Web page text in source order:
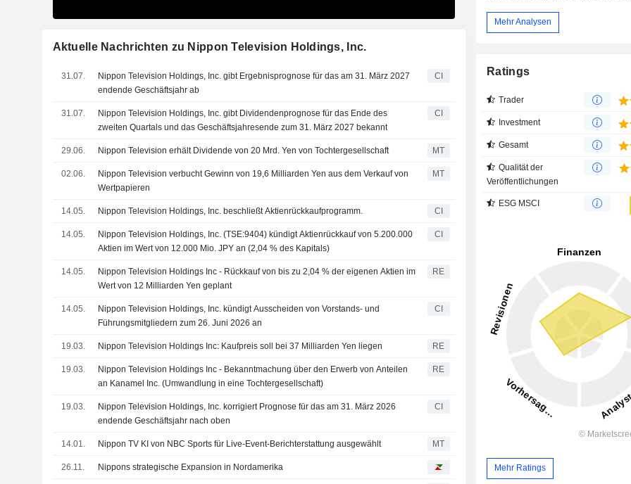
Aktuelle Nachrichten zu Nippon Television Holdings, Inc.
31.07.
Nippon Television Holdings, Inc. gibt Ergebnisprognose für das am 31. März 2027
endende Geschäftsjahr ab
CI
31.07.
Nippon Television Holdings, Inc. gibt Dividendenprognose für das Ende des
zweiten Quartals und das Geschäftsjahresende zum 31. März 2027 bekannt
CI
29.06. Nippon Television erhält Dividende von 20 Mrd. Yen von Tochtergesellschaft MT
02.06.
Nippon Television verbucht Gewinn von 19,6 Milliarden Yen aus dem Verkauf von
Wertpapieren
MT
14.05. Nippon Television Holdings, Inc. beschließt Aktienrückkaufprogramm. CI
14.05.
Nippon Television Holdings, Inc. (TSE:9404) kündigt Aktienrückkauf von 5.200.000
Aktien im Wert von 12.000 Mio. JPY an (2,04 % des Kapitals)
CI
14.05.
Nippon Television Holdings Inc - Rückkauf von bis zu 2,04 % der eigenen Aktien im
Wert von 12 Milliarden Yen geplant
RE
14.05.
Nippon Television Holdings, Inc. kündigt Ausscheiden von Vorstands- und
Führungsmitgliedern zum 26. Juni 2026 an
CI
19.03. Nippon Television Holdings Inc: Kaufpreis soll bei 37 Milliarden Yen liegen RE
19.03.
Nippon Television Holdings Inc - Bekanntmachung über den Erwerb von Anteilen
an Kanamel Inc. (Umwandlung in eine Tochtergesellschaft)
RE
19.03.
Nippon Television Holdings, Inc. korrigiert Prognose für das am 31. März 2026
endende Geschäftsjahr nach oben
CI
14.01. Nippon TV KI von NBC Sports für Live-Event-Berichterstattung ausgewählt MT
26.11. Nippons strategische Expansion in Nordamerika
Mehr Analysen
Ratings
Trader
Investment
Gesamt
Qualität der
Veröffentlichungen
ESG MSCI
Mehr Ratings